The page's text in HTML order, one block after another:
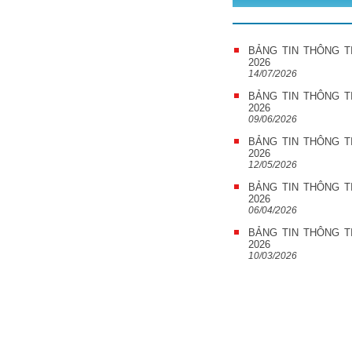
BẢNG TIN THÔNG
2026
14/07/2026
BẢNG TIN THÔNG
2026
09/06/2026
BẢNG TIN THÔNG
2026
12/05/2026
BẢNG TIN THÔNG
2026
06/04/2026
BẢNG TIN THÔNG
2026
10/03/2026